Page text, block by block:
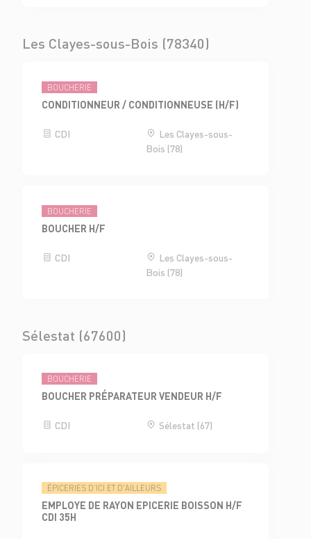
Les Clayes-sous-Bois (78340)
BOUCHERIE
CONDITIONNEUR / CONDITIONNEUSE (H/F)
CDI
Les Clayes-sous-
Bois (78)
BOUCHERIE
BOUCHER H/F
CDI
Les Clayes-sous-
Bois (78)
Sélestat (67600)
BOUCHERIE
BOUCHER PRÉPARATEUR VENDEUR H/F
CDI Sélestat (67)
ÉPICERIES D'ICI ET D'AILLEURS
EMPLOYE DE RAYON EPICERIE BOISSON H/F
CDI 35H